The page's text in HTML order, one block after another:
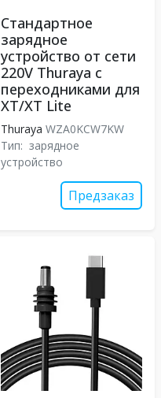
Стандартное
зарядное
устройство от сети
220V Thuraya с
переходниками для
XT/XT Lite
Thuraya WZA0KCW7KW
Тип: зарядное
устройство
Предзаказ